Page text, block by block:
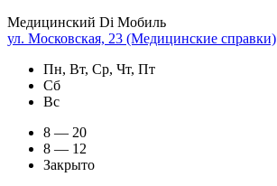
Медицинский Di Мобиль
ул. Московская, 23 (Медицинские справки)
Пн, Вт, Ср, Чт, Пт
Сб
Вс
8 — 20
8 — 12
Закрыто